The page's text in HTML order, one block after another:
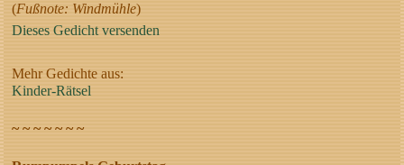
(Fußnote: Windmühle)
Dieses Gedicht versenden
Mehr Gedichte aus:
Kinder-Rätsel
~ ~ ~ ~ ~ ~ ~